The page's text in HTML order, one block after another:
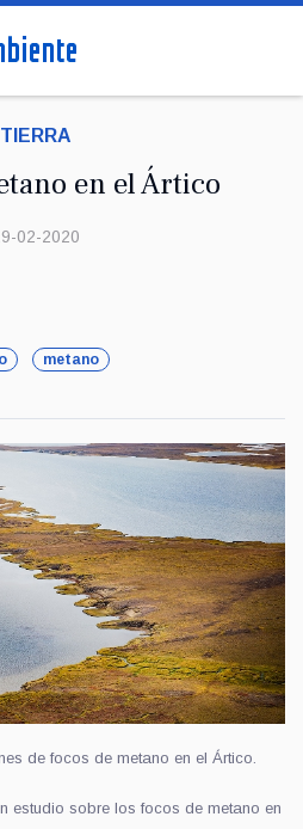
TIERRA
en el Ártico
02-2020
metano
de focos de metano en el Ártico.
estudio sobre los focos de metano en